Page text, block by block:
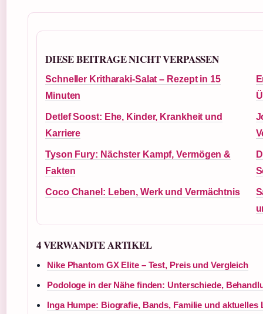
DIESE BEITRAGE NICHT VERPASSEN
Schneller Kritharaki-Salat – Rezept in 15
Minuten
Detlef Soost: Ehe, Kinder, Krankheit und
Karriere
Tyson Fury: Nächster Kampf, Vermögen &
Fakten
Coco Chanel: Leben, Werk und Vermächtnis
4 VERWANDTE ARTIKEL
Nike Phantom GX Elite – Test, Preis und Vergleich
Podologe in der Nähe finden: Unterschiede,
Inga Humpe: Biografie, Bands, Familie und aktuelles